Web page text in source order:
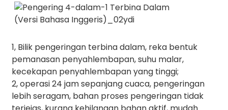
1, Bilik pengeringan terbina dalam, reka bentuk
pemanasan penyahlembapan, suhu malar,
kecekapan penyahlembapan yang tinggi;
2, operasi 24 jam sepanjang cuaca, pengeringan
lebih seragam, bahan proses pengeringan tidak